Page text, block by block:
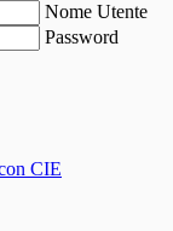
Nome Utente
Password
CIE